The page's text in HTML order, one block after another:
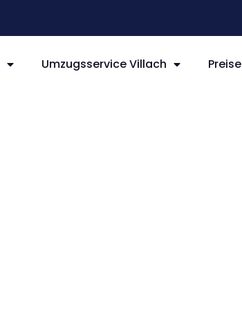
Umzugsservice Villach Preise